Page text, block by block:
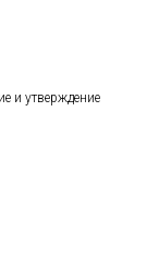
и утверждение